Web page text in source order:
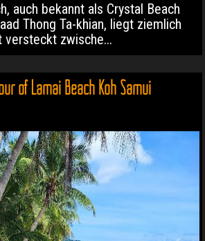
auch bekannt als Crystal Beach
Thong Ta-khian, liegt ziemlich
versteckt zwische...
of Lamai Beach Koh Samui